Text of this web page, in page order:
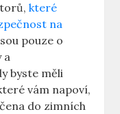
které
na
pouze o
a
byste měli
vám napoví,
do zimních